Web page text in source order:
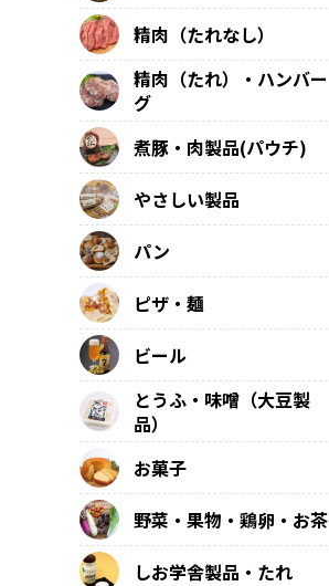
精肉（たれなし）
精肉（たれ）・ハンバー
グ
煮豚・肉製品(パウチ)
やさしい製品
パン
ピザ・麺
ビール
とうふ・味噌（大豆製
品）
お菓子
野菜・果物・鶏卵・お茶
しお学舎製品・たれ